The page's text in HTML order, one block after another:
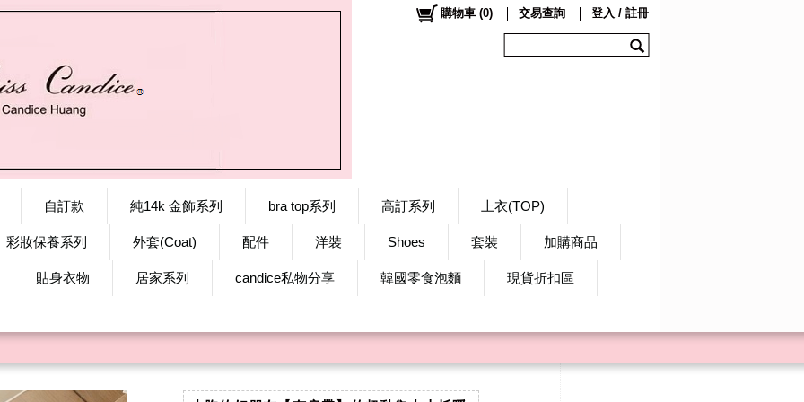
自訂款 純14k 金飾系列 bra top系列 高訂系列 上衣(TOP)
彩妝保養系列 外套(Coat) 配件 洋裝 Shoes 套裝 加購商品
貼身衣物 居家系列 candice私物分享 韓國零食泡麵 現貨折扣區
購物車 (0) 交易查詢 登入 / 註冊